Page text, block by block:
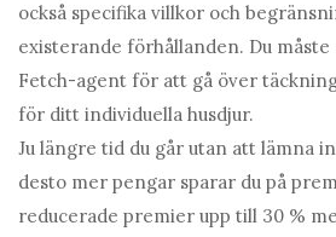
också specifika villkor och
existerande förhållanden. Du
Fetch-agent för att gå över
för ditt individuella husdjur.
Ju längre tid du går utan att lämna
desto mer pengar sparar du på
reducerade premier upp till 30 %